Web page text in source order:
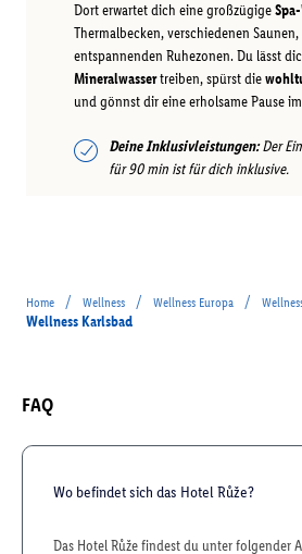
Dort erwartet dich eine großzügige
Thermalbecken, verschiedenen
entspannenden Ruhezonen. Du lässt
Mineralwassertreiben, spürst die
und gönnst dir eine erholsame Pause im
Deine Inklusivleistungen:Der
für 90 min ist für dich inklusive.
Home / Wellness / Wellness Europa /
Wellness Karlsbad
FAQ
Wo befindet sich das Hotel Růže?
Das Hotel Růže findest du unter folgender